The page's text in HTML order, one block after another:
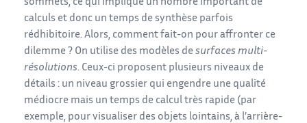
sommets, ce qui implique un nombre important de
calculs et donc un temps de synthèse parfois
rédhibitoire. Alors, comment fait-on pour affronter ce
dilemme ? On utilise des modèles de surfaces multi-
résolutions. Ceux-ci proposent plusieurs niveaux de
détails : un niveau grossier qui engendre une qualité
médiocre mais un temps de calcul très rapide (par
exemple, pour visualiser des objets lointains, à l’arrière-